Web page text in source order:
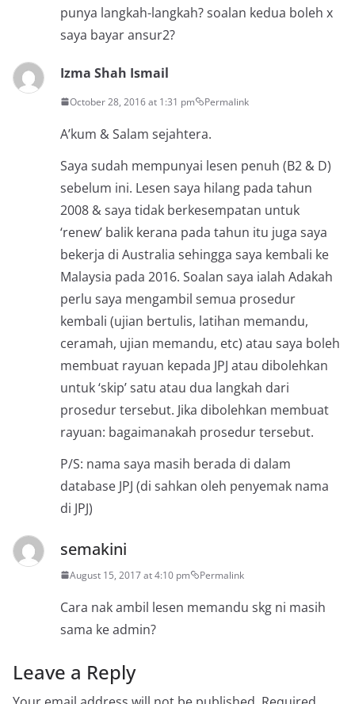
punya langkah-langkah? soalan kedua boleh x
saya bayar ansur2?
Izma Shah Ismail
October 28, 2016 at 1:31 pm Permalink
A’kum & Salam sejahtera.
Saya sudah mempunyai lesen penuh (B2 & D)
sebelum ini. Lesen saya hilang pada tahun
2008 & saya tidak berkesempatan untuk
‘renew’ balik kerana pada tahun itu juga saya
bekerja di Australia sehingga saya kembali ke
Malaysia pada 2016. Soalan saya ialah Adakah
perlu saya mengambil semua prosedur
kembali (ujian bertulis, latihan memandu,
ceramah, ujian memandu, etc) atau saya boleh
membuat rayuan kepada JPJ atau dibolehkan
untuk ‘skip’ satu atau dua langkah dari
prosedur tersebut. Jika dibolehkan membuat
rayuan: bagaimanakah prosedur tersebut.
P/S: nama saya masih berada di dalam
database JPJ (di sahkan oleh penyemak nama
di JPJ)
semakini
August 15, 2017 at 4:10 pm Permalink
Cara nak ambil lesen memandu skg ni masih
sama ke admin?
Leave a Reply